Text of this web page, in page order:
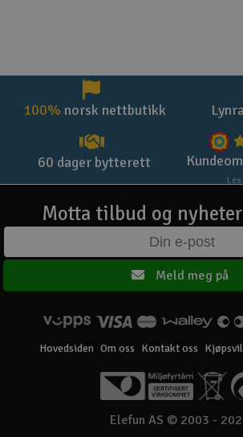
Engine starter x 1
Fuel pump x 1
91~105 Engine x 1
Digital Pitch Gauge
100% norsk nettbutikk
60 dager bytterett
Motta tilbud og
Meld meg på
Hovedsiden Om oss Kontakt oss
Elefun AS © 2003 -